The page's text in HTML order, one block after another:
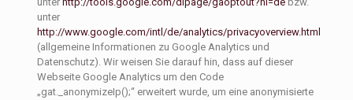
unter
http://www.google.com/intl/de/analytics/privacyoverview.html
(allgemeine Informationen zu Google Analytics und
Datenschutz). Wir weisen Sie darauf hin, dass auf dieser
Webseite Google Analytics um den Code
„gat._anonymizeIp();“ erweitert wurde, um eine anonymisierte